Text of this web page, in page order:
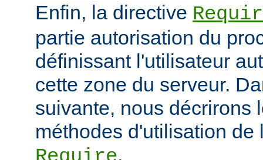
Enfin, la directive
partie autorisation du
définissant l'utilisateur
cette zone du serveur.
suivante, nous décrirons
méthodes d'utilisation de
.